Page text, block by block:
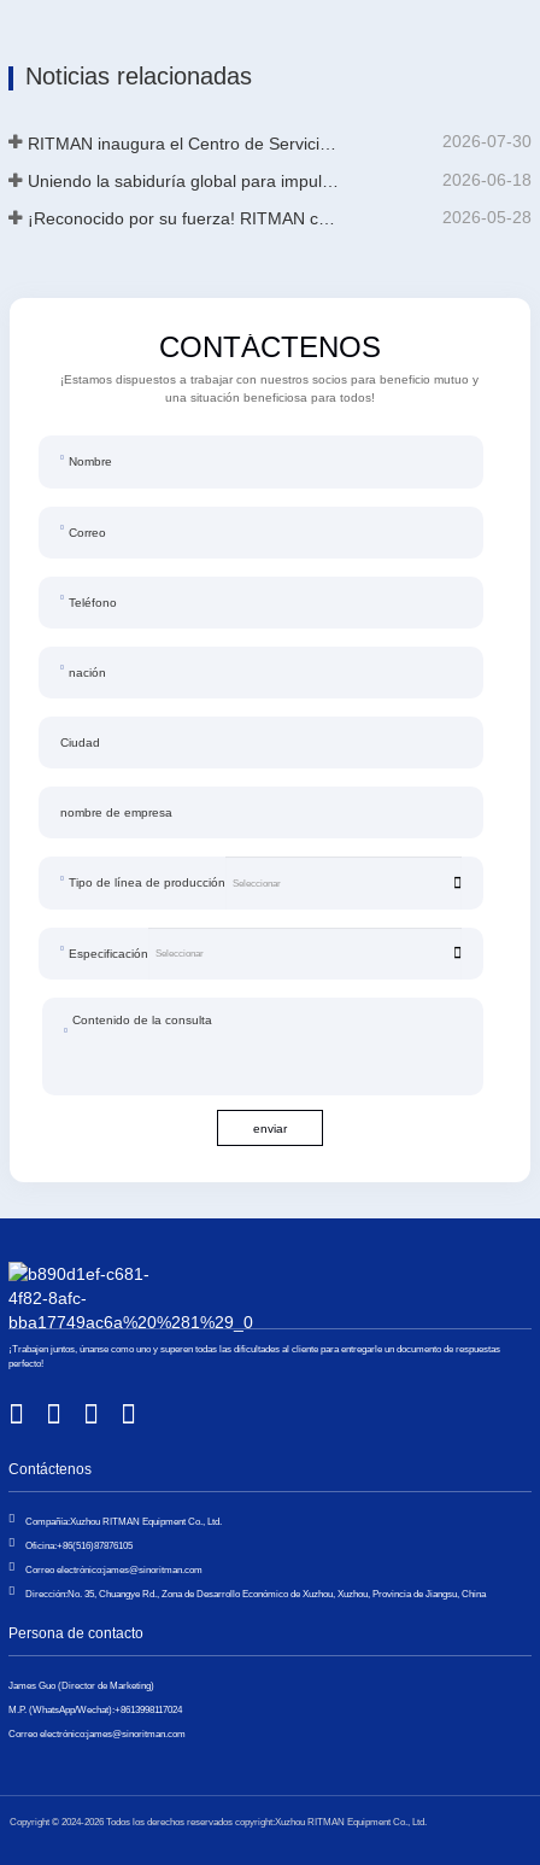
Noticias relacionadas
2026-07-30
2026-06-18
¡Reconocido por su fuerza! RITMAN consigue otro pedido de Arabia Saudita 2026-05-28
CONTÁCTENOS
¡Estamos dispuestos a trabajar con nuestros socios para beneficio mutuo y
una situación beneficiosa para todos!
Nombre
Correo
Teléfono
nación
Ciudad
nombre de empresa
Tipo de línea de producción
Especificación
Contenido de la consulta
enviar
¡Trabajen juntos, únanse como uno y superen todas las dificultades al cliente para entregarle un documento de respuestas
perfecto!
Contáctenos
Compañía:Xuzhou RITMAN Equipment Co., Ltd.
Oficina:+86(516)87876105
Correo electrónico:james@sinoritman.com
Dirección:No. 35, Chuangye Rd., Zona de Desarrollo Económico de Xuzhou, Xuzhou, Provincia de Jiangsu, China
Persona de contacto
James Guo (Director de Marketing)
M.P. (WhatsApp/Wechat):+8613998117024
Correo electrónico:james@sinoritman.com
Copyright © 2024-2026 Todos los derechos reservados copyright:Xuzhou RITMAN Equipment Co., Ltd.